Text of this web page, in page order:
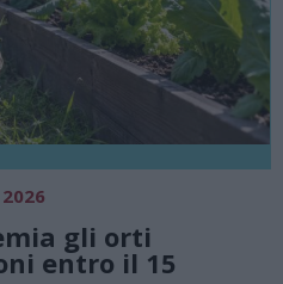
2026
Fogazzaro Roi.
senza tempo